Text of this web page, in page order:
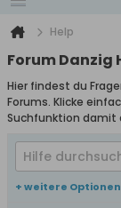
Help
Forum Danzig
Hier findest du
Forums. Klicke
Suchfunktion damit
+ weitere Optionen